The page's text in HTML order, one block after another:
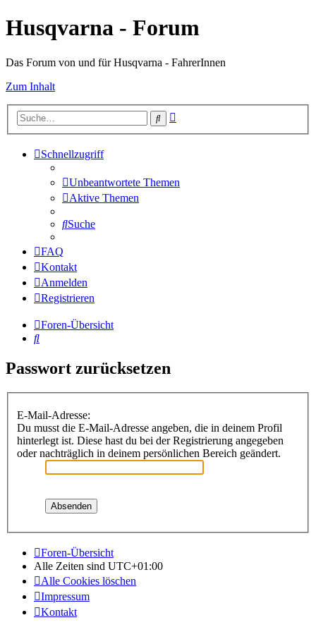
Husqvarna - Forum
Das Forum von und für Husqvarna - FahrerInnen
Zum Inhalt
Suche
Schnellzugriff
Unbeantwortete Themen
Aktive Themen
Suche
FAQ
Kontakt
Anmelden
Registrieren
Foren-Übersicht
Suche
Passwort zurücksetzen
E-Mail-Adresse:
Du musst die E-Mail-Adresse angeben, die in deinem Profil
hinterlegt ist. Diese hast du bei der Registrierung angegeben
oder nachträglich in deinem persönlichen Bereich geändert.
Foren-Übersicht
Alle Zeiten sind UTC+01:00
Alle Cookies löschen
Impressum
Kontakt